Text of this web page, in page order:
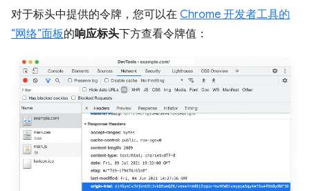
对于标头中提供的令牌，您可以在 Chrome 开发者工具的
“网络”面板的响应标头下方查看令牌值：